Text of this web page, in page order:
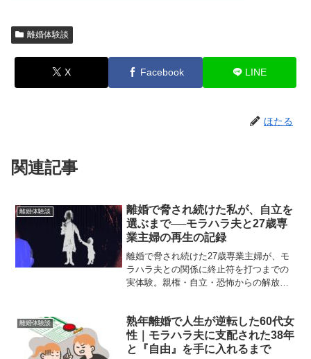
離婚体験談
X Facebook LINE
ほたる
関連記事
離婚体験談
離婚で脅され続けた私が、自立を
選ぶまで──モラハラ夫と27歳専
業主婦の再生の記録
離婚で脅され続けた27歳専業主婦が、モ
ラハラ夫との関係に終止符を打つまでの
実体験。親権・自立・恐怖からの解放を
離婚体験談
熟年離婚で人生が逆転した60代女
性｜モラハラ夫に支配された38年
と『自由』を手に入れるまで